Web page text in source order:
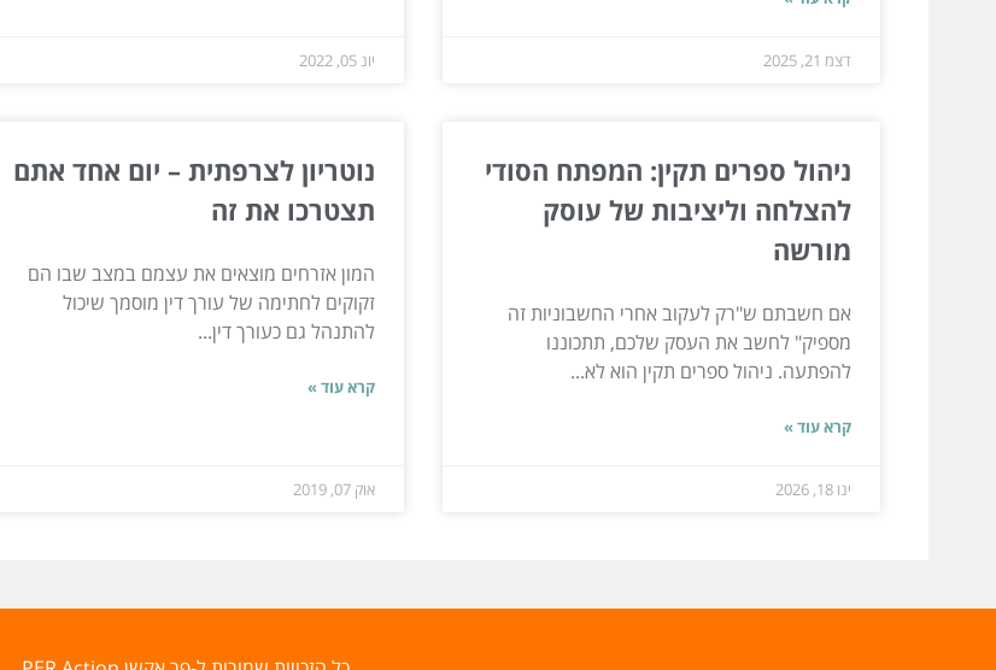
דצמ 21, 2025 יונ 05, 2022
ניהול ספרים תקין: המפתח הסודי
להצלחה וליציבות של עוסק
מורשה
אם חשבתם ש"רק לעקוב אחרי החשבוניות זה
מספיק" לחשב את העסק שלכם, תתכוננו
להפתעה. ניהול ספרים תקין הוא לא...
קרא עוד »
ינו 18, 2026
נוטריון לצרפתית – יום אחד אתם
תצטרכו את זה
המון אזרחים מוצאים את עצמם במצב שבו הם
זקוקים לחתימה של עורך דין מוסמך שיכול
להתנהל גם כעורך דין...
קרא עוד »
אוק 07, 2019